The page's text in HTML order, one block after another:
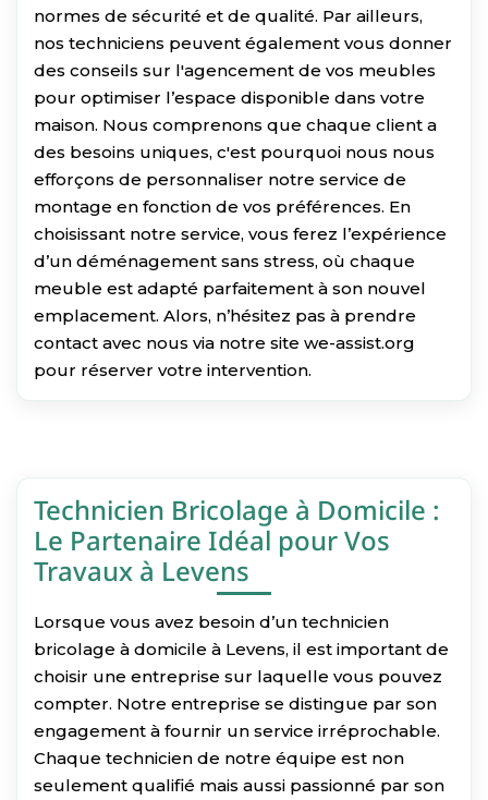
normes de sécurité et de qualité. Par ailleurs,
nos techniciens peuvent également vous donner
des conseils sur l'agencement de vos meubles
pour optimiser l’espace disponible dans votre
maison. Nous comprenons que chaque client a
des besoins uniques, c'est pourquoi nous nous
efforçons de personnaliser notre service de
montage en fonction de vos préférences. En
choisissant notre service, vous ferez l’expérience
d’un déménagement sans stress, où chaque
meuble est adapté parfaitement à son nouvel
emplacement. Alors, n’hésitez pas à prendre
contact avec nous via notre site we-assist.org
pour réserver votre intervention.
Technicien Bricolage à Domicile :
Le Partenaire Idéal pour Vos
Travaux à Levens
Lorsque vous avez besoin d’un technicien
bricolage à domicile à Levens, il est important de
choisir une entreprise sur laquelle vous pouvez
compter. Notre entreprise se distingue par son
engagement à fournir un service irréprochable.
Chaque technicien de notre équipe est non
seulement qualifié mais aussi passionné par son